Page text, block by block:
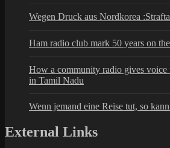
Wegen Druck aus Nordkorea
Ham radio club mark 50 years on
How a community radio gives voice
in Tamil Nadu
Wenn jemand eine Reise tut, so
External Links